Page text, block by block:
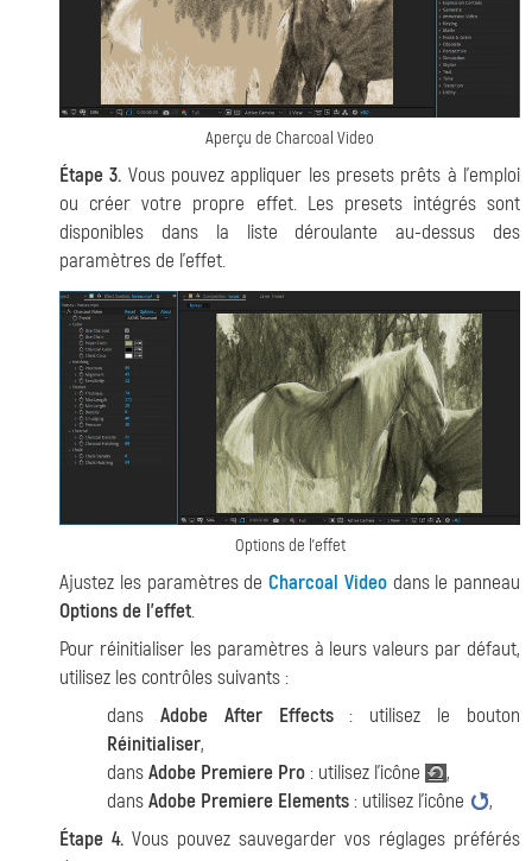
Aperçu de Charcoal Video
Étape 3. Vous pouvez appliquer les presets prêts à l'emploi
ou créer votre propre effet. Les presets intégrés sont
disponibles dans la liste déroulante au-dessus des
paramètres de l'effet.
Options de l'effet
Ajustez les paramètres de Charcoal Videodans le panneau
Options de l'effet.
Pour réinitialiser les paramètres à leurs valeurs par défaut,
utilisez les contrôles suivants :
dans Adobe After Effects: utilisez le bouton
Réinitialiser,
dansAdobe Premiere Pro: utilisez l'icône
,
dansAdobe Premiere Elements: utilisez l'icône
,
Étape 4. Vous pouvez sauvegarder vos réglages préférés